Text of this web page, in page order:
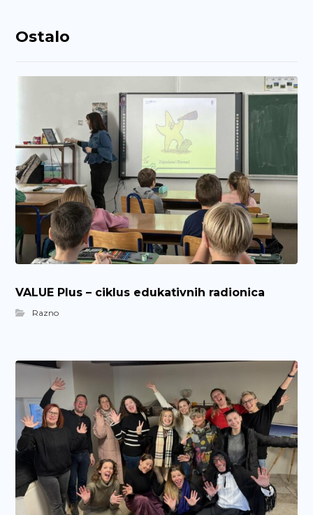
Ostalo
VALUE Plus – ciklus edukativnih radionica
Razno